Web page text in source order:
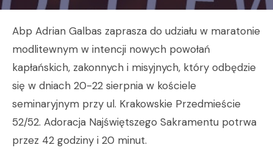
Abp Adrian Galbas zaprasza do udziału w maratonie
modlitewnym w intencji nowych powołań
kapłańskich, zakonnych i misyjnych, który odbędzie
się w dniach 20-22 sierpnia w kościele
seminaryjnym przy ul. Krakowskie Przedmieście
52/52. Adoracja Najświętszego Sakramentu potrwa
przez 42 godziny i 20 minut.